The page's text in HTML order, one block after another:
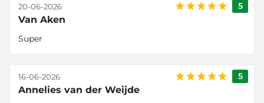
5
Van Aken
20-06-2026
Super
5
Annelies van der Weijde
16-06-2026